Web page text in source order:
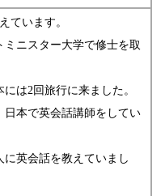
ています。
ミニスター大学で修士を取
は2回旅行に来ました。
日本で英会話講師をしてい
に英会話を教えていまし